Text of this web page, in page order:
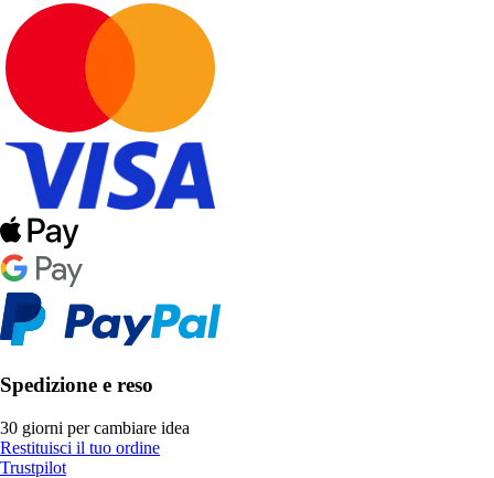
Spedizione e reso
30 giorni per cambiare idea
Restituisci il tuo ordine
Trustpilot